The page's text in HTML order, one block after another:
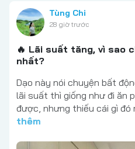
Tùng Chi
28 giờ trước
🔥 Lãi suất tăng, vì sao
nhất?
Dạo này nói chuyện bất
lãi suất thì giống như đi ăn
được, nhưng thiếu cái gì đó
thêm